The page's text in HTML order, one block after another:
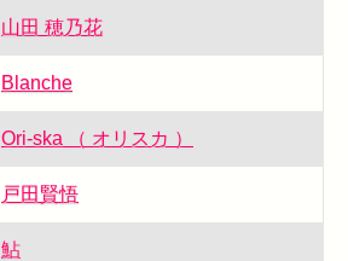
山田 穂乃花
Blanche
Ori-ska （ オリスカ ）
戸田賢悟
鮎